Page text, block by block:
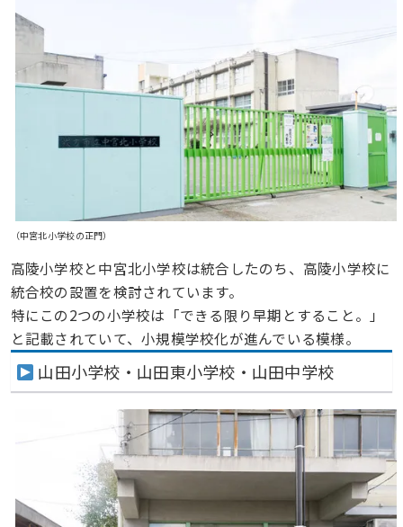
（中宮北小学校の正門）
高陵小学校と中宮北小学校は統合したのち、高陵小学校に
統合校の設置を検討されています。
特にこの2つの小学校は「できる限り早期とすること。」
と記載されていて、小規模学校化が進んでいる模様。
山田小学校・山田東小学校・山田中学校